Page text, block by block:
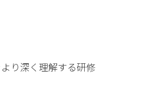
り深く理解する研修